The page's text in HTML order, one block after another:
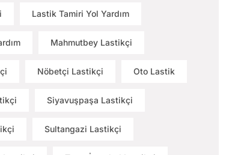
Lastik Tamiri Yol Yardım
Mahmutbey Lastikçi
Nöbetçi Lastikçi Oto Lastik
Siyavuşpaşa Lastikçi
Sultangazi Lastikçi